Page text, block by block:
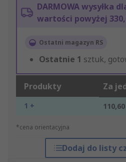
DARMOWA wysyłka
wartości powyżej
Ostatni magazyn RS
Ostatnie 1 sztuk,
Produkty Za
1 + 110,60
*cena orientacyjna
Dodaj do listy